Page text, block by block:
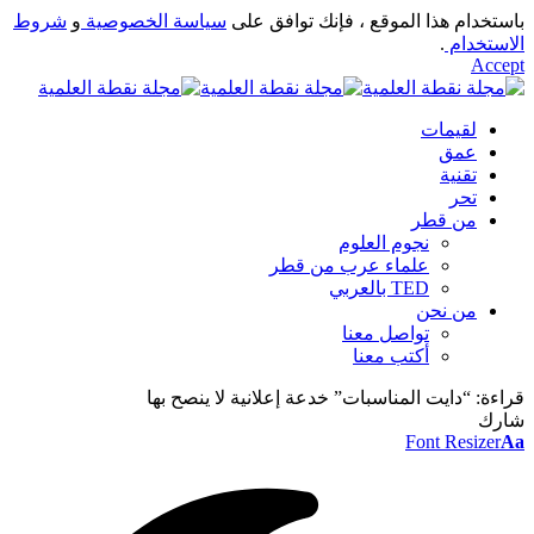
باستخدام هذا الموقع ، فإنك توافق على سياسة الخصوصية و شروط
الاستخدام .
Accept
لقيمات
عمق
تقنية
تحر
من قطر
نجوم العلوم
علماء عرب من قطر
TED بالعربي
من نحن
تواصل معنا
أكتب معنا
قراءة: “دايت المناسبات” خدعة إعلانية لا ينصح بها
شارك
Font ResizerAa